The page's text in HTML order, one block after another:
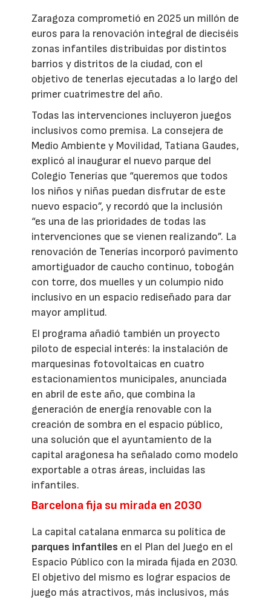
Zaragoza comprometió en 2025 un millón de
euros para la renovación integral de dieciséis
zonas infantiles distribuidas por distintos
barrios y distritos de la ciudad, con el
objetivo de tenerlas ejecutadas a lo largo del
primer cuatrimestre del año.
Todas las intervenciones incluyeron juegos
inclusivos como premisa. La consejera de
Medio Ambiente y Movilidad, Tatiana Gaudes,
explicó al inaugurar el nuevo parque del
Colegio Tenerías que “queremos que todos
los niños y niñas puedan disfrutar de este
nuevo espacio”, y recordó que la inclusión
“es una de las prioridades de todas las
intervenciones que se vienen realizando”. La
renovación de Tenerías incorporó pavimento
amortiguador de caucho continuo, tobogán
con torre, dos muelles y un columpio nido
inclusivo en un espacio rediseñado para dar
mayor amplitud.
El programa añadió también un proyecto
piloto de especial interés: la instalación de
marquesinas fotovoltaicas en cuatro
estacionamientos municipales, anunciada
en abril de este año, que combina la
generación de energía renovable con la
creación de sombra en el espacio público,
una solución que el ayuntamiento de la
capital aragonesa ha señalado como modelo
exportable a otras áreas, incluidas las
infantiles.
Barcelona fija su mirada en 2030
La capital catalana enmarca su política de
parques infantiles en el Plan del Juego en el
Espacio Público con la mirada fijada en 2030.
El objetivo del mismo es lograr espacios de
juego más atractivos, más inclusivos, más